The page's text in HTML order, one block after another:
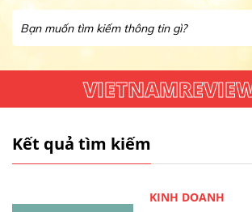
VIETNAMREVIEW
Kết quả tìm kiếm
KINH DOANH